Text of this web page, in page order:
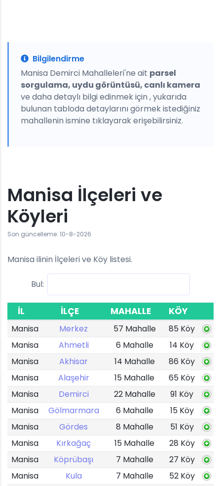
Bilgilendirme
Manisa Demirci Mahalleleri'ne ait parsel
sorgulama, uydu görüntüsü, canlı kamera
ve daha detaylı bilgi edinmek için , yukarıda
bulunan tabloda detaylarını görmek istediğiniz
mahallenin ismine tıklayarak erişebilirsiniz.
Manisa İlçeleri ve
Köyleri
Son güncelleme: 10-8-2026
Manisa ilinin İlçeleri ve Köy listesi.
Bul:
İL İLÇE MAHALLE KÖY
Manisa Merkez 57 Mahalle
85 Köy
Manisa
Ahmetli 6 Mahalle
14 Köy
Manisa
Akhisar 14 Mahalle
86 Köy
Manisa
Alaşehir 15 Mahalle
65 Köy
Manisa
Demirci 22 Mahalle
91 Köy
Manisa
Gölmarmara 6 Mahalle
15 Köy
Manisa
Gördes 8 Mahalle
51 Köy
Manisa
Kırkağaç 15 Mahalle
28 Köy
Manisa
Köprübaşı 7 Mahalle
27 Köy
Manisa
Kula 7 Mahalle
52 Köy